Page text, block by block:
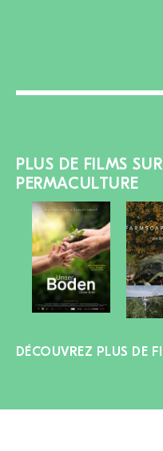
PLUS DE FILMS
PERMACULTURE
DÉCOUVREZ PLUS DE